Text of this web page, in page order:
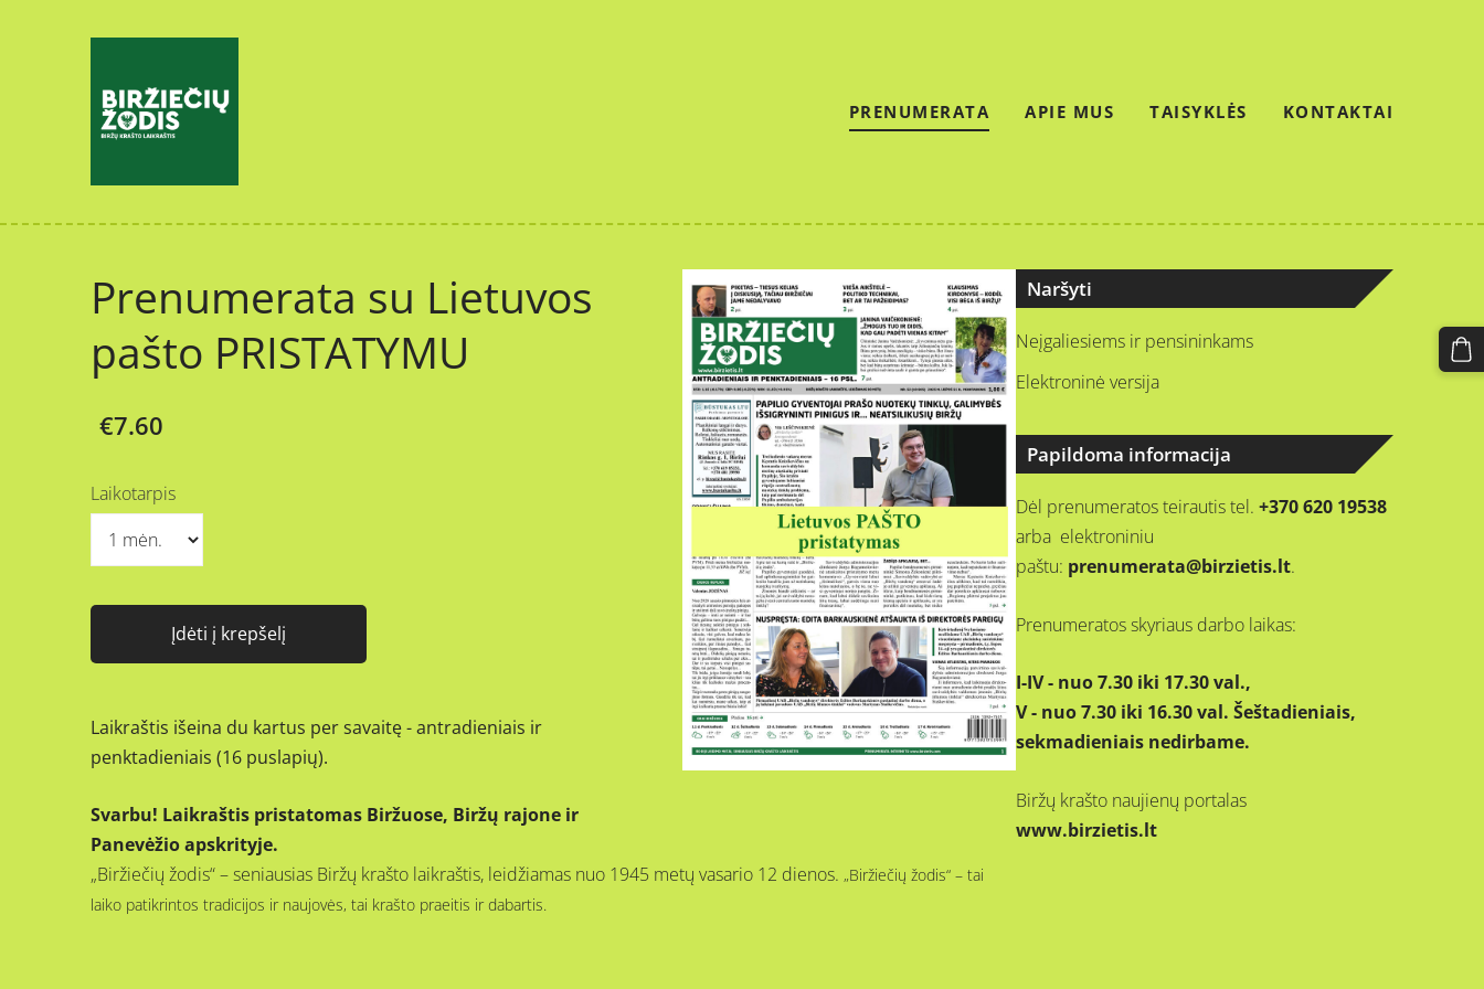
PRENUMERATA APIE MUS TAISYKLĖS KONTAKTAI
Naršyti
Neįgaliesiems ir pensininkams
Elektroninė versija
Papildoma informacija
Dėl prenumeratos teirautis tel. +370 620 19538
arba elektroniniu
paštu: prenumerata@birzietis.lt.
Prenumeratos skyriaus darbo laikas:
I-IV - nuo 7.30 iki 17.30 val.,
V - nuo 7.30 iki 16.30 val. Šeštadieniais,
sekmadieniais nedirbame.
Biržų krašto naujienų portalas
www.birzietis.lt
Prenumerata su Lietuvos
pašto PRISTATYMU
€7.60
Laikotarpis
Įdėti į krepšelį
Laikraštis išeina du kartus per savaitę - antradieniais ir
penktadieniais (16 puslapių).
Svarbu! Laikraštis pristatomas Biržuose, Biržų rajone ir
Panevėžio apskrityje.
„Biržiečių žodis“ – seniausias Biržų krašto laikraštis, leidžiamas nuo 1945 metų vasario 12 dienos. „Biržiečių žodis“ – tai
laiko patikrintos tradicijos ir naujovės, tai krašto praeitis ir dabartis.